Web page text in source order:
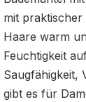
mit
Haare warm
Feuchtigkeit
Saugfähigkeit,
gibt es für